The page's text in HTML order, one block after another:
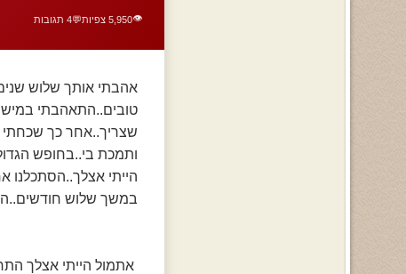
👁️5,950 צפיות 💬4 תגובות
אהבתי אותך שלוש
טובים..התאהבתי
שצריך..אחר כך שכחתי
ותמכת בי..בחופש
הייתי אצלך..הסתכלנו
במשך שלוש
אתמול הייתי אצלך